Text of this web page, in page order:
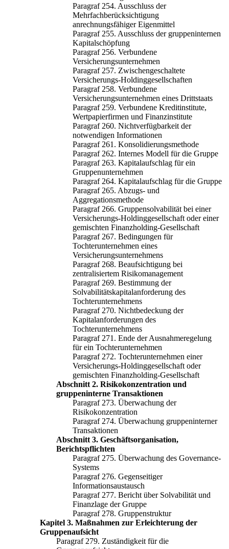
Paragraf 254. Ausschluss der
Mehrfachberücksichtigung
anrechnungsfähiger Eigenmittel
Paragraf 255. Ausschluss der gruppeninternen
Kapitalschöpfung
Paragraf 256. Verbundene
Versicherungsunternehmen
Paragraf 257. Zwischengeschaltete
Versicherungs-Holdinggesellschaften
Paragraf 258. Verbundene
Versicherungsunternehmen eines Drittstaats
Paragraf 259. Verbundene Kreditinstitute,
Wertpapierfirmen und Finanzinstitute
Paragraf 260. Nichtverfügbarkeit der
notwendigen Informationen
Paragraf 261. Konsolidierungsmethode
Paragraf 262. Internes Modell für die Gruppe
Paragraf 263. Kapitalaufschlag für ein
Gruppenunternehmen
Paragraf 264. Kapitalaufschlag für die Gruppe
Paragraf 265. Abzugs- und
Aggregationsmethode
Paragraf 266. Gruppensolvabilität bei einer
Versicherungs-Holdinggesellschaft oder einer
gemischten Finanzholding-Gesellschaft
Paragraf 267. Bedingungen für
Tochterunternehmen eines
Versicherungsunternehmens
Paragraf 268. Beaufsichtigung bei
zentralisiertem Risikomanagement
Paragraf 269. Bestimmung der
Solvabilitätskapitalanforderung des
Tochterunternehmens
Paragraf 270. Nichtbedeckung der
Kapitalanforderungen des
Tochterunternehmens
Paragraf 271. Ende der Ausnahmeregelung
für ein Tochterunternehmen
Paragraf 272. Tochterunternehmen einer
Versicherungs-Holdinggesellschaft oder
gemischten Finanzholding-Gesellschaft
Abschnitt 2. Risikokonzentration und
gruppeninterne Transaktionen
Paragraf 273. Überwachung der
Risikokonzentration
Paragraf 274. Überwachung gruppeninterner
Transaktionen
Abschnitt 3. Geschäftsorganisation,
Berichtspflichten
Paragraf 275. Überwachung des Governance-
Systems
Paragraf 276. Gegenseitiger
Informationsaustausch
Paragraf 277. Bericht über Solvabilität und
Finanzlage der Gruppe
Paragraf 278. Gruppenstruktur
Kapitel 3. Maßnahmen zur Erleichterung der
Gruppenaufsicht
Paragraf 279. Zuständigkeit für die